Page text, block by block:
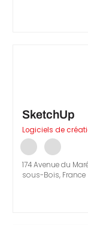
SketchUp
Logiciels de
174 Avenue du
sous-Bois, France